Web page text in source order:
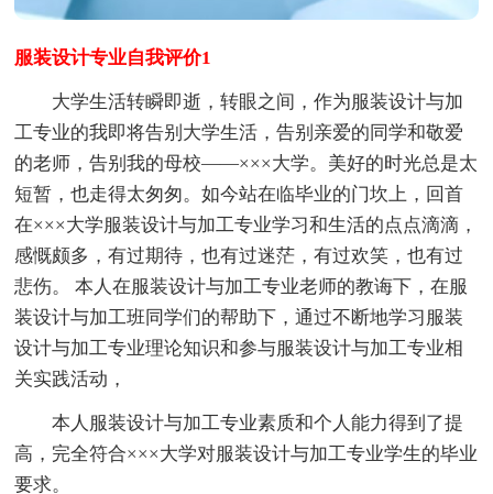
服装设计专业自我评价1
大学生活转瞬即逝，转眼之间，作为服装设计与加
工专业的我即将告别大学生活，告别亲爱的同学和敬爱
的老师，告别我的母校——×××大学。美好的时光总是太
短暂，也走得太匆匆。如今站在临毕业的门坎上，回首
在×××大学服装设计与加工专业学习和生活的点点滴滴，
感慨颇多，有过期待，也有过迷茫，有过欢笑，也有过
悲伤。 本人在服装设计与加工专业老师的教诲下，在服
装设计与加工班同学们的帮助下，通过不断地学习服装
设计与加工专业理论知识和参与服装设计与加工专业相
关实践活动，
本人服装设计与加工专业素质和个人能力得到了提
高，完全符合×××大学对服装设计与加工专业学生的毕业
要求。